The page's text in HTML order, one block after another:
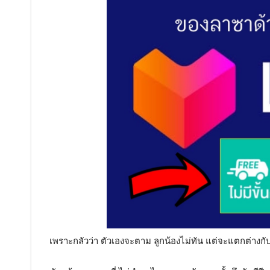
เพราะกลัวว่า ตัวเองจะตาม ลูกน้องไม่ทัน แต่จะแตกต่างกั